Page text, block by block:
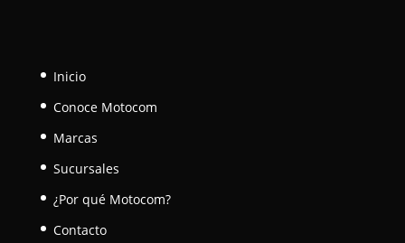
Inicio
Conoce Motocom
Marcas
Sucursales
¿Por qué Motocom?
Contacto